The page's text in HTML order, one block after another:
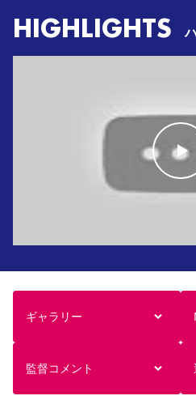
HIGHLIGHTS
ギャラリー
監督コメント